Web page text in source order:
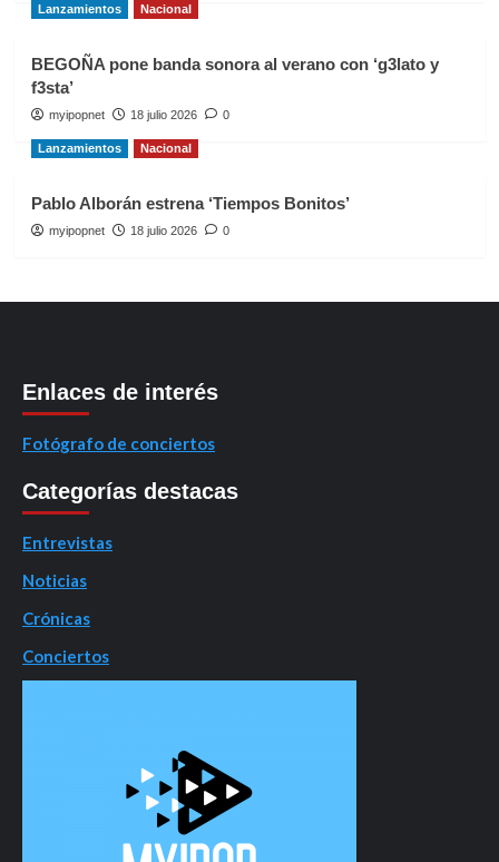
Lanzamientos Nacional
BEGOÑA pone banda sonora al verano con ‘g3lato y
f3sta’
myipopnet 18 julio 2026 0
Lanzamientos Nacional
Pablo Alborán estrena ‘Tiempos Bonitos’
myipopnet 18 julio 2026 0
Enlaces de interés
Fotógrafo de conciertos
Categorías destacas
Entrevistas
Noticias
Crónicas
Conciertos